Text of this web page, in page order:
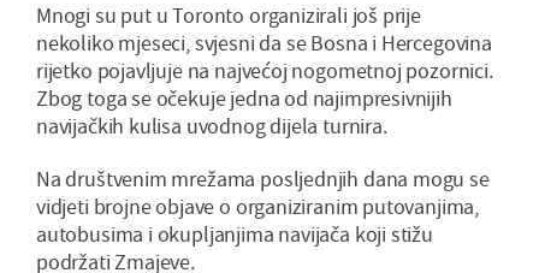
Mnogi su put u Toronto organizirali još prije
nekoliko mjeseci, svjesni da se Bosna i Hercegovina
rijetko pojavljuje na najvećoj nogometnoj pozornici.
Zbog toga se očekuje jedna od najimpresivnijih
navijačkih kulisa uvodnog dijela turnira.
Na društvenim mrežama posljednjih dana mogu se
vidjeti brojne objave o organiziranim putovanjima,
autobusima i okupljanjima navijača koji stižu
podržati Zmajeve.